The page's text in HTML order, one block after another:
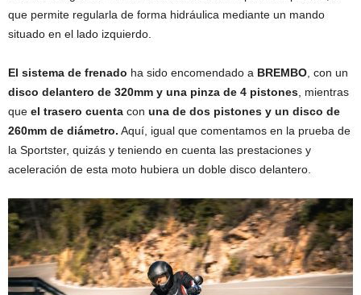
que permite regularla de forma hidráulica mediante un mando
situado en el lado izquierdo.
El sistema de frenado ha sido encomendado a BREMBO, con un
disco delantero de 320mm y una pinza de 4 pistones, mientras
que el trasero cuenta con una de dos pistones y un disco de
260mm de diámetro. Aquí, igual que comentamos en la prueba de
la Sportster, quizás y teniendo en cuenta las prestaciones y
aceleración de esta moto hubiera un doble disco delantero.